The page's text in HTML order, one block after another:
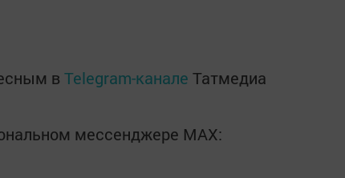
в Telegram-канале Татмедиа
мессенджере MАХ: